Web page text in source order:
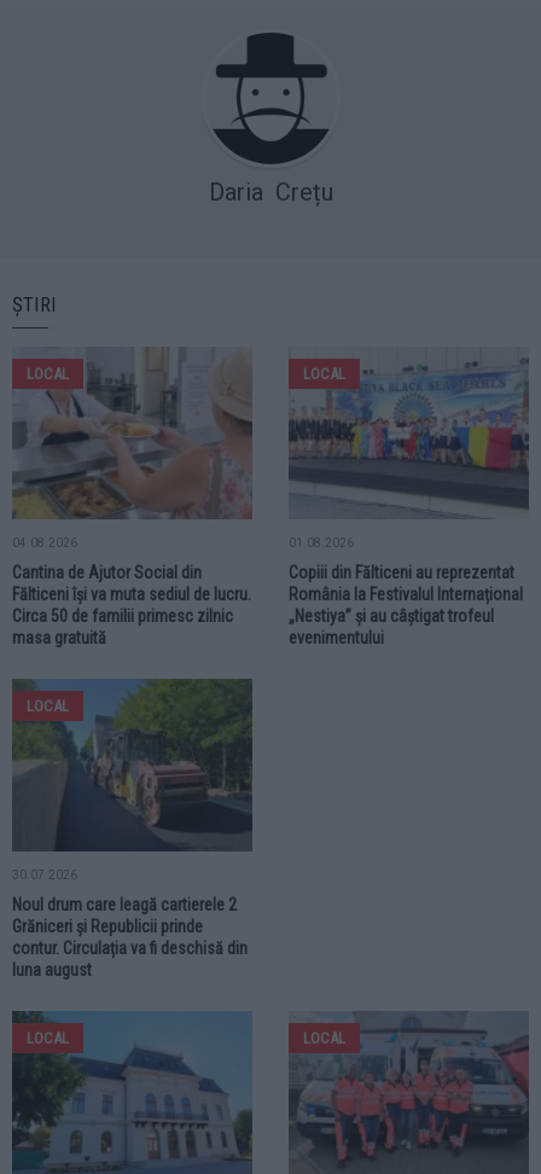
Daria Crețu
ȘTIRI
LOCAL
04.08.2026
Cantina de Ajutor Social din
Fălticeni își va muta sediul de lucru.
Circa 50 de familii primesc zilnic
masa gratuită
LOCAL
01.08.2026
Copiii din Fălticeni au reprezentat
România la Festivalul Internațional
„Nestiya” și au câștigat trofeul
evenimentului
LOCAL
30.07.2026
Noul drum care leagă cartierele 2
Grăniceri și Republicii prinde
contur. Circulația va fi deschisă din
luna august
LOCAL LOCAL